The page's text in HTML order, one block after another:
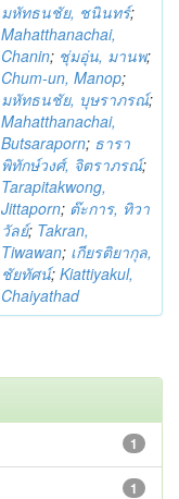
มหัทธนชัย, ชนินทร์;
Mahatthanachai,
Chanin; ชุ่มอุ่น, มานพ;
Chum-un, Manop;
มหัทธนชัย, บุษราภรณ์;
Mahatthanachai,
Butsaraporn; ธารา
พิทักษ์วงศ์, จิตราภรณ์;
Tarapitakwong,
Jittaporn; ต๊ะการ, ทิวา
วัลย์; Takran,
Tiwawan; เกียรติยากุล,
ชัยทัศน์; Kiattiyakul,
Chaiyathad
1
1